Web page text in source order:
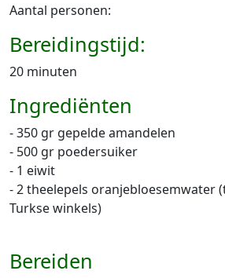
Aantal personen:
Bereidingstijd:
20 minuten
Ingrediënten
- 350 gr gepelde amandelen
- 500 gr poedersuiker
- 1 eiwit
- 2 theelepels oranjebloesemwater
Turkse winkels)
Bereiden